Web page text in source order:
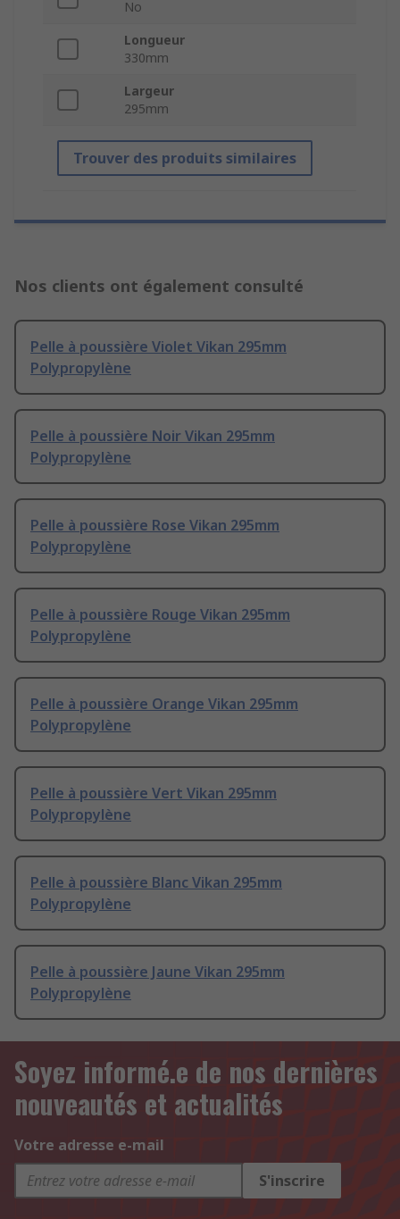
No
Longueur
330mm
Largeur
295mm
Trouver des produits similaires
Nos clients ont également consulté
Pelle à poussière Violet Vikan 295mm
Polypropylène
Pelle à poussière Noir Vikan 295mm
Polypropylène
Pelle à poussière Rose Vikan 295mm
Polypropylène
Pelle à poussière Rouge Vikan 295mm
Polypropylène
Pelle à poussière Orange Vikan 295mm
Polypropylène
Pelle à poussière Vert Vikan 295mm
Polypropylène
Pelle à poussière Blanc Vikan 295mm
Polypropylène
Pelle à poussière Jaune Vikan 295mm
Polypropylène
Soyez informé.e de nos dernières
nouveautés et actualités
Votre adresse e-mail
S'inscrire